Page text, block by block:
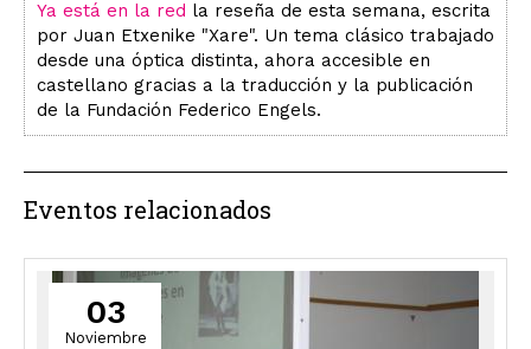
Ya está en la red la reseña de esta semana, escrita
por Juan Etxenike "Xare". Un tema clásico trabajado
desde una óptica distinta, ahora accesible en
castellano gracias a la traducción y la publicación
de la Fundación Federico Engels.
Eventos relacionados
03
Noviembre